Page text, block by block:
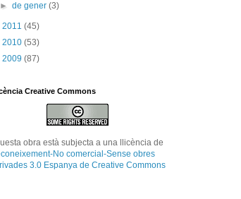
►de gener(3)
2011 (45)
2010 (53)
2009 (87)
Creative Commons
obra està subjecta a una llicència de
No comercial-Sense obres
3.0 Espanya de Creative Commons